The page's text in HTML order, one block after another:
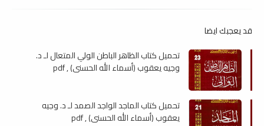
قد يعجبك ايضا
تحميل كتاب الظاهر الباطن الولي المتعال لـ د.
وجيه يعقوب (أسماء الله الحسنى) , pdf
تحميل كتاب الماجد الواجد الصمد لـ د. وجيه
يعقوب (أسماء الله الحسنى) , pdf